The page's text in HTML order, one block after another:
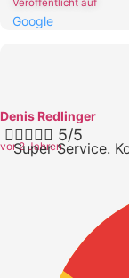
Veröffentlicht auf
Google
Denis Redlinger
vor 2 Jahren
 5/5
Super Service.